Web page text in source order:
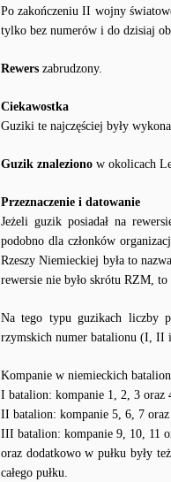
Po zakończeniu II wojny
tylko bez numerów i do dzisiaj
Rewers zabrudzony.
Ciekawostka
Guziki te najczęściej były
Guzik znaleziono w okolicach
Przeznaczenie i datowanie
Jeżeli guzik posiadał na
podobno dla członków
Rzeszy Niemieckiej była to
rewersie nie było skrótu RZM, to
Na tego typu guzikach liczby
rzymskich numer batalionu (I, II
Kompanie w niemieckich
I batalion: kompanie 1, 2, 3 oraz
II batalion: kompanie 5, 6, 7
III batalion: kompanie 9, 10, 11
oraz dodatkowo w pułku były
całego pułku.